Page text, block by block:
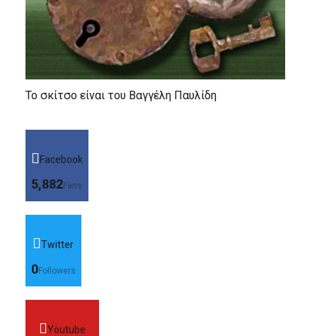
Το σκίτσο είναι του Βαγγέλη Παυλίδη
Facebook
5,882Fans
Twitter
0Followers
Youtube